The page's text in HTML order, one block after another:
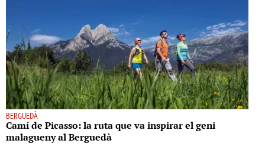
BERGUEDÀ
Camí de Picasso: la ruta que va inspirar el geni
malagueny al Berguedà